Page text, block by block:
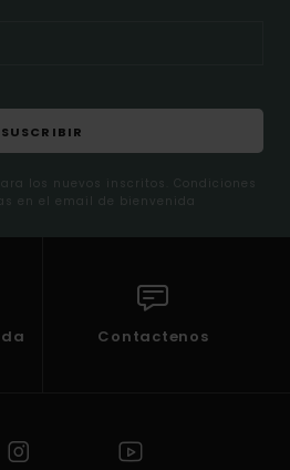
SUSCRIBIR
los nuevos inscritos. Condiciones
en el email de bienvenida
Contactenos